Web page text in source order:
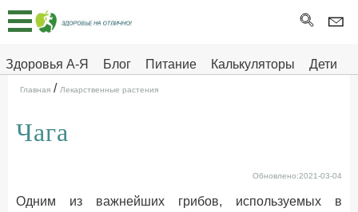
Здоровья А-Я Блог Питание Калькуляторы
Дети
Здоровье на отлично
Главная
Тесты
Про
ДЕТЯМ
Главная / Лекарственные растения
Чага
Обновлено:2021-03-04
Одним из важнейших грибов, используемых в